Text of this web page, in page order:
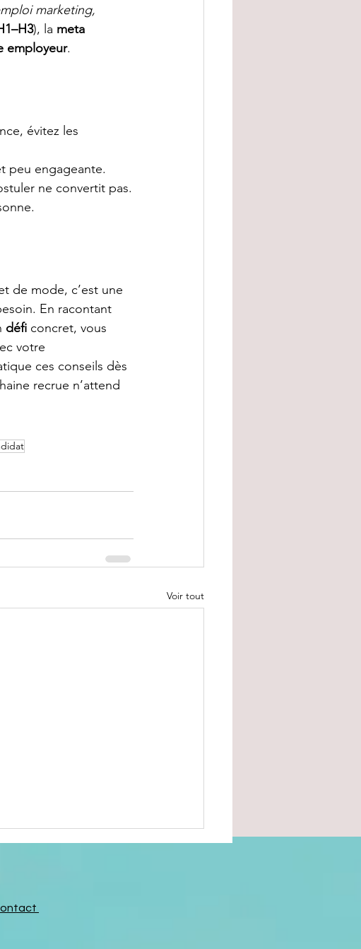
marketing,
), la meta
employeur.
évitez les
peu engageante.
ne convertit pas.
de mode, c’est une
En racontant
défi concret, vous
votre
ces conseils dès
recrue n’attend
Voir tout